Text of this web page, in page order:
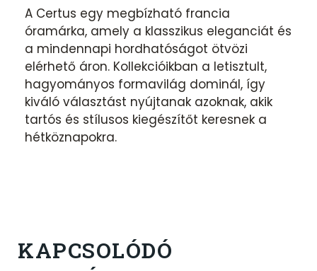
A Certus egy megbízható francia
óramárka, amely a klasszikus eleganciát és
a mindennapi hordhatóságot ötvözi
elérhető áron. Kollekcióikban a letisztult,
hagyományos formavilág dominál, így
kiváló választást nyújtanak azoknak, akik
tartós és stílusos kiegészítőt keresnek a
hétköznapokra.
KAPCSOLÓDÓ